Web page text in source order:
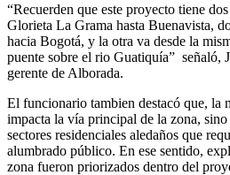
“Recuerden que este proyecto tiene
Glorieta La Grama hasta Buenavista,
hacia Bogotá, y la otra va desde la
puente sobre el rio Guatiquía” señaló,
gerente de Alborada.
El funcionario tambien destacó que, la
impacta la vía principal de la zona,
sectores residenciales aledaños que
alumbrado público. En ese sentido,
zona fueron priorizados dentro del